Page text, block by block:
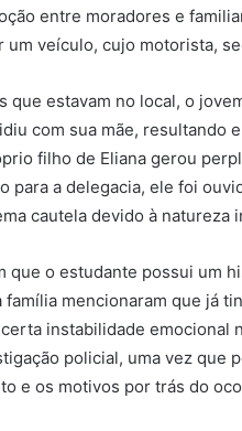
entre moradores e
veículo, cujo motorista,
que estavam no local, o
com sua mãe, resultando
filho de Eliana gerou
para a delegacia, ele foi
cautela devido à natureza
que o estudante possui um
mencionaram que já
instabilidade emocional
policial, uma vez que
e os motivos por trás do